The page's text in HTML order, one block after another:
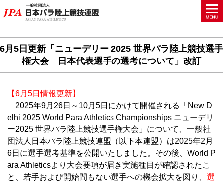
6月5日更新「ニューデリー 2025 世界パラ陸上競技選手
権大会 日本代表選手の選考について」改訂
【6月5日情報更新】
2025年9月26日～10月5日にかけて開催される「New D
elhi 2025 World Para Athletics Championships ニューデリ
ー2025 世界パラ陸上競技選手権大会」について、一般社
団法人日本パラ陸上競技連盟（以下本連盟）は2025年2月
6日に選手選考基準を公開いたしました。その後、World P
ara Athleticsより大会要項が届き実施種目が確認されたこ
と、若手および開始間もない選手への機会拡大を図り、 選